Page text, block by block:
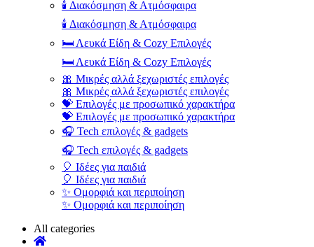
🕯️ Διακόσμηση & Ατμόσφαιρα
🕯️ Διακόσμηση & Ατμόσφαιρα
🛏️ Λευκά Είδη & Cozy Επιλογές
🛏️ Λευκά Είδη & Cozy Επιλογές
🎀 Μικρές αλλά ξεχωριστές επιλογές
🎀 Μικρές αλλά ξεχωριστές επιλογές
💝 Επιλογές με προσωπικό χαρακτήρα
💝 Επιλογές με προσωπικό χαρακτήρα
🎧 Tech επιλογές & gadgets
🎧 Tech επιλογές & gadgets
🎈 Ιδέες για παιδιά
🎈 Ιδέες για παιδιά
✨ Ομορφιά και περιποίηση
✨ Ομορφιά και περιποίηση
All categories